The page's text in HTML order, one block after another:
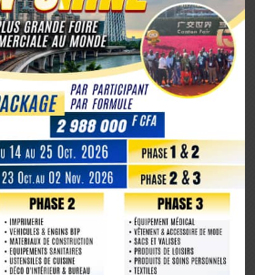
: S.E.M. Abou Dosso nommé
d’Ivoire en Chine, un tournant
marque son 76e anniversaire
de la capitulation du Japon